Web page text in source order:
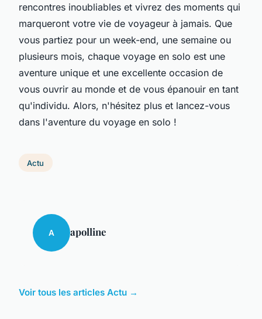
rencontres inoubliables et vivrez des moments qui
marqueront votre vie de voyageur à jamais. Que
vous partiez pour un week-end, une semaine ou
plusieurs mois, chaque voyage en solo est une
aventure unique et une excellente occasion de
vous ouvrir au monde et de vous épanouir en tant
qu'individu. Alors, n'hésitez plus et lancez-vous
dans l'aventure du voyage en solo !
Actu
A apolline
Voir tous les articles Actu →